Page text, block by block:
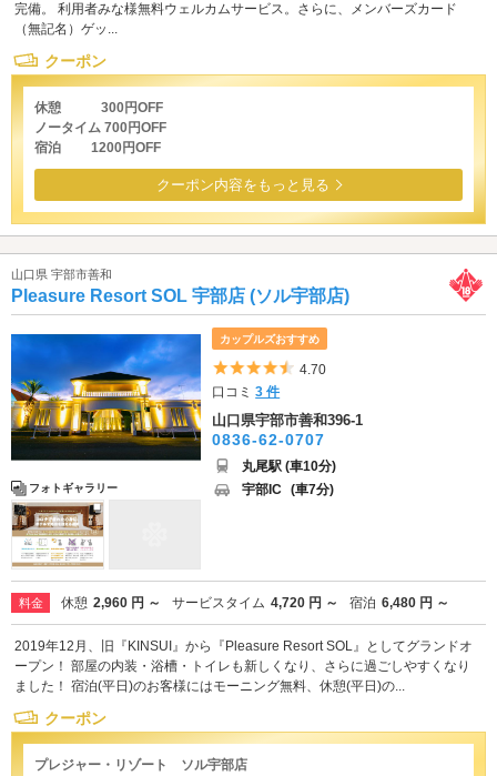
完備。 利用者みな様無料ウェルカムサービス。さらに、メンバーズカード
（無記名）ゲッ...
クーポン
休憩 300円OFF
ノータイム 700円OFF
宿泊 1200円OFF
クーポン内容をもっと見る
山口県 宇部市善和
Pleasure Resort SOL 宇部店 (ソル宇部店)
フォトギャラリー
カップルズおすすめ
5つ星のうち4.5
4.70
口コミ3 件
山口県宇部市善和396-1
0836-62-0707
丸尾駅 (車10分)
宇部IC (車7分)
料金 休憩 2,960 円 ～ サービスタイム 4,720 円 ～ 宿泊 6,480 円 ～
2019年12月、旧『KINSUI』から『Pleasure Resort SOL』としてグランドオ
ープン！ 部屋の内装・浴槽・トイレも新しくなり、さらに過ごしやすくなり
ました！ 宿泊(平日)のお客様にはモーニング無料、休憩(平日)の...
クーポン
プレジャー・リゾート ソル宇部店